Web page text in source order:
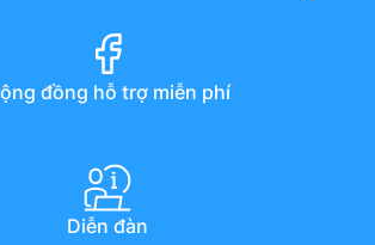
đồng hỗ trợ miễn phí
Diễn đàn